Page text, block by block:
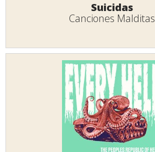
Suicidas
Canciones Malditas